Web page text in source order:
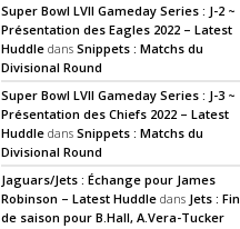
Super Bowl LVII Gameday Series : J-2 ~
Présentation des Eagles 2022 – Latest
Huddle dansSnippets : Matchs du
Divisional Round
Super Bowl LVII Gameday Series : J-3 ~
Présentation des Chiefs 2022 – Latest
Huddle dansSnippets : Matchs du
Divisional Round
Jaguars/Jets : Échange pour James
Robinson – Latest Huddle dans Jets : Fin
de saison pour B.Hall, A.Vera-Tucker